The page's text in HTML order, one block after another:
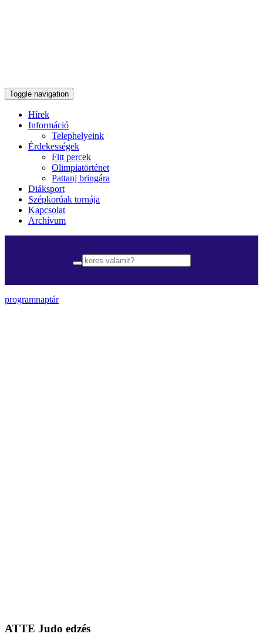
Toggle navigation
Hírek
Információ
Telephelyeink
Érdekességek
Fitt percek
Olimpiatörténet
Pattanj bringára
Diáksport
Szépkorúak tornája
Kapcsolat
Archívum
programnaptár
ATTE Judo edzés